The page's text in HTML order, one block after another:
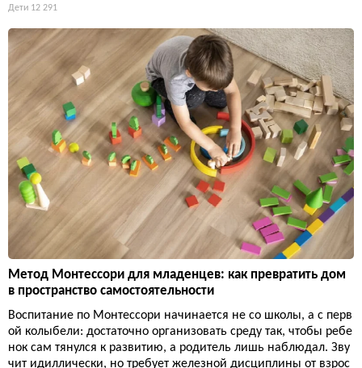
Дети 12 291
Метод Монтессори для младенцев: как превратить дом
в пространство самостоятельности
Воспитание по Монтессори начинается не со школы, а с перв
ой колыбели: достаточно организовать среду так, чтобы ребе
нок сам тянулся к развитию, а родитель лишь наблюдал. Зву
чит идиллически, но требует железной дисциплины от взрос